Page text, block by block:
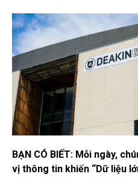
BẠN CÓ BIẾT: Mỗi ngày,
vị thông tin khiến “Dữ liệu